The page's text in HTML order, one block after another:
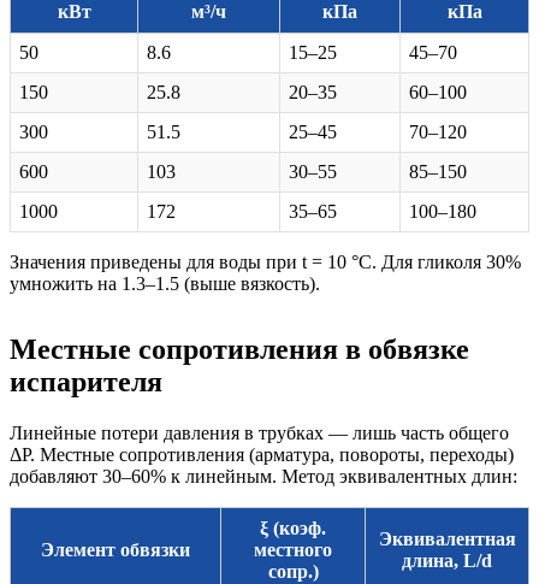
кВт
м³/ч
кПа
кПа
50
8.6 15–25
45–70
150
25.8 20–35
60–100
300
51.5 25–45
70–120
600
103 30–55
85–150
1000
172 35–65 100–180
Значения приведены для воды при t = 10 °C. Для гликоля 30%
умножить на 1.3–1.5 (выше вязкость).
Местные сопротивления в обвязке
испарителя
Линейные потери давления в трубках — лишь часть общего
ΔP. Местные сопротивления (арматура, повороты, переходы)
добавляют 30–60% к линейным. Метод эквивалентных длин:
Элемент обвязки
ξ (коэф.
местного
сопр.)
Эквивалентная
длина, L/d